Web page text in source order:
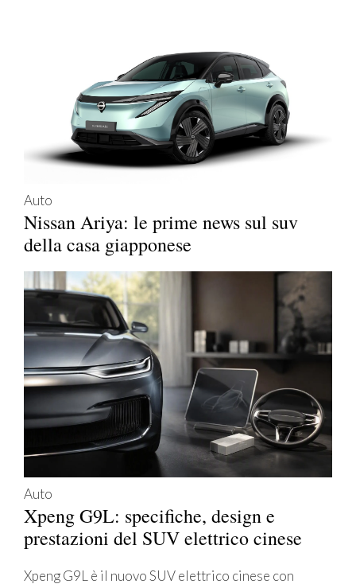
Auto
Nissan Ariya: le prime news sul suv
della casa giapponese
Auto
Xpeng G9L: specifiche, design e
prestazioni del SUV elettrico cinese
Xpeng G9L è il nuovo SUV elettrico cinese con